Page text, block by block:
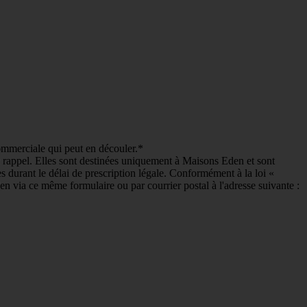
qui peut en découler.*
Elles sont destinées uniquement à Maisons Eden et sont
durant le délai de prescription légale. Conformément à la loi «
via ce même formulaire ou par courrier postal à l'adresse suivante :